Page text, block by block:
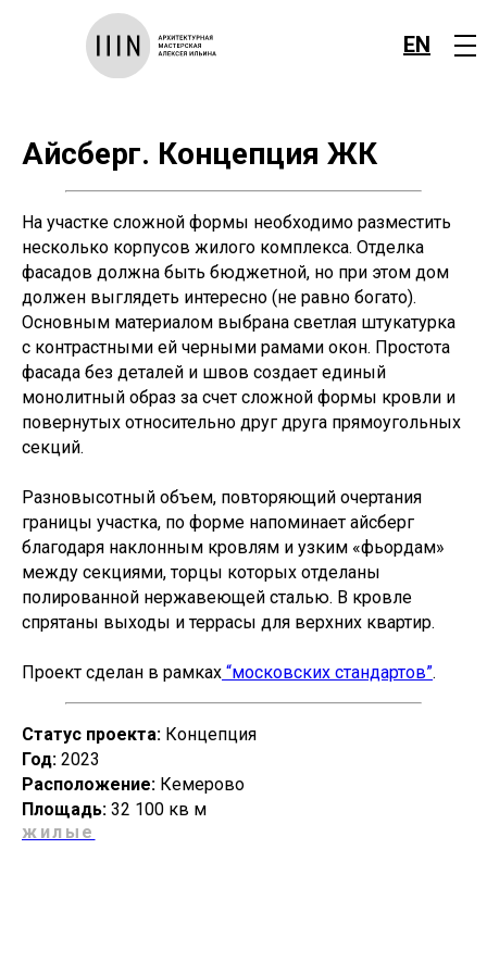
EN
Айсберг. Концепция ЖК
На участке сложной формы необходимо разместить
несколько корпусов жилого комплекса. Отделка
фасадов должна быть бюджетной, но при этом дом
должен выглядеть интересно (не равно богато).
Основным материалом выбрана светлая штукатурка
с контрастными ей черными рамами окон. Простота
фасада без деталей и швов создает единый
монолитный образ за счет сложной формы кровли и
повернутых относительно друг друга прямоугольных
секций.
Разновысотный объем, повторяющий очертания
границы участка, по форме напоминает айсберг
благодаря наклонным кровлям и узким «фьордам»
между секциями, торцы которых отделаны
полированной нержавеющей сталью. В кровле
спрятаны выходы и террасы для верхних квартир.
Проект сделан в рамках “московских стандартов”.
Cтатус проекта: Концепция
Год: 2023
Расположение: Кемерово
Площадь: 32 100 кв м
жилые